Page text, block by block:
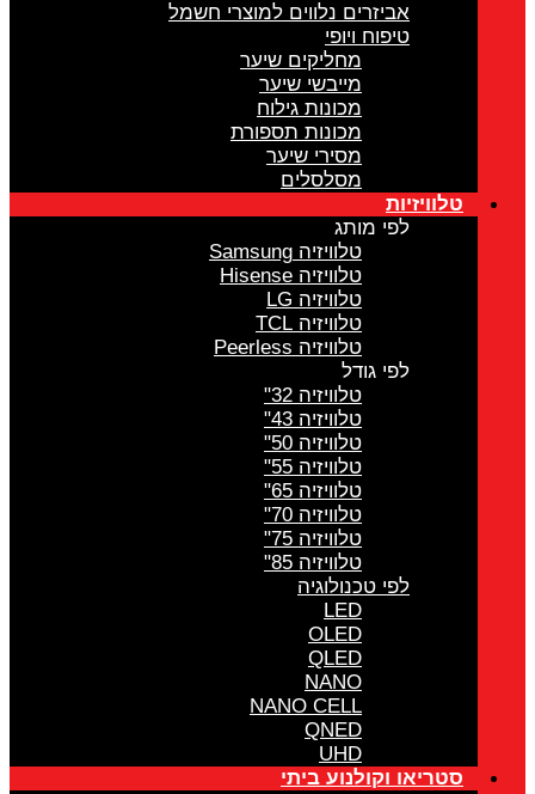
אביזרים נלווים למוצרי חשמל
טיפוח ויופי
מחליקים שיער
מייבשי שיער
מכונות גילוח
מכונות תספורת
מסירי שיער
מסלסלים
טלוויזיות
לפי מותג
טלוויזיה Samsung
טלוויזיה Hisense
טלוויזיה LG
טלוויזיה TCL
טלוויזיה Peerless
לפי גודל
טלוויזיה 32"
טלוויזיה 43"
טלוויזיה 50"
טלוויזיה 55"
טלוויזיה 65"
טלוויזיה 70"
טלוויזיה 75"
טלוויזיה 85"
לפי טכנולוגיה
LED
OLED
QLED
NANO
NANO CELL
QNED
UHD
סטריאו וקולנוע ביתי